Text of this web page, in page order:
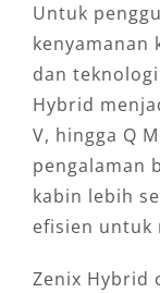
Untuk
kenyamanan
dan
Hybrid
V, hingga Q
pengalaman
kabin lebih
efisien untuk
Zenix Hybrid